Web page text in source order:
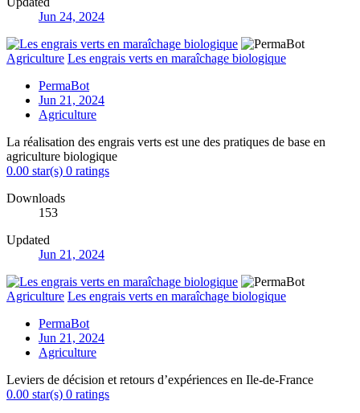
Jun 24, 2024
Agriculture Les engrais verts en maraîchage biologique
PermaBot
Jun 21, 2024
Agriculture
La réalisation des engrais verts est une des pratiques de base en
agriculture biologique
0.00 star(s) 0 ratings
Downloads
153
Updated
Jun 21, 2024
Agriculture Les engrais verts en maraîchage biologique
PermaBot
Jun 21, 2024
Agriculture
Leviers de décision et retours d’expériences en Ile-de-France
0.00 star(s) 0 ratings